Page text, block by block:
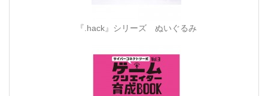
『.hack』シリーズ ぬいぐるみ